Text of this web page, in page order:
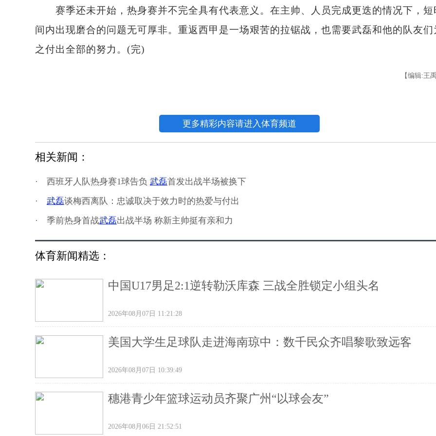
赛季还未开始，热身赛并不完全具有代表意义。在主帅、人员完成更迭的情况下，短
间内出现磨合的问题无可厚非。重返西甲是一场艰苦的拉锯战，也需要武磊和他的队友们
之付出全部的努力。(完)
【编辑:王禹
更多精彩内容请进入体育频道
相关新闻：
· 西班牙人队热身赛1球告负 武磊首发出战半场被换下
· 武磊谈梅西离队：忠诚取决于效力时的热爱与付出
· 季前热身首战武磊出战半场 称新主帅挺有亲和力
体育新闻精选：
中国U17男足2:1逆转勒沃库森 三战全胜锁定小组头名
2026年08月07日 11:21:28
美国大学生足球队走进海南琼中：数千民众齐唱黎歌致远客
2026年08月07日 10:39:49
穗港青少年篮球运动员齐聚广州“以球会友”
2026年08月06日 21:52:51